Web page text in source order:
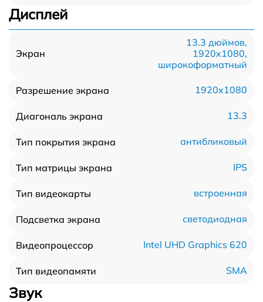
Дисплей
Экран
13.3 дюймов,
1920x1080,
широкоформатный
Разрешение экрана 1920x1080
Диагональ экрана 13.3
Тип покрытия экрана антибликовый
Тип матрицы экрана IPS
Тип видеокарты встроенная
Подсветка экрана светодиодная
Видеопроцессор Intel UHD Graphics 620
Тип видеопамяти SMA
Звук